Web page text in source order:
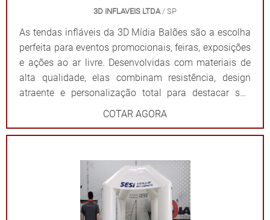
3D INFLAVEIS LTDA/ SP
As tendas infláveis da 3D Mídia Balões são a escolha
perfeita para eventos promocionais, feiras, exposições
e ações ao ar livre. Desenvolvidas com materiais de
alta qualidade, elas combinam resistência, design
atraente e personalização total para destacar sua
marca de forma impactante. Cada tenda é projetada
ampla visibilidade com cores vibrantes e áreas
mensagem. Além de proteger contra sol ou chuva,
elas criam um ponto de referência visual que atrai o
público e fortalece sua presença em qualquer evento.
Por que escolher as tendas infláveis da 3D Mídia
COTAR AGORA